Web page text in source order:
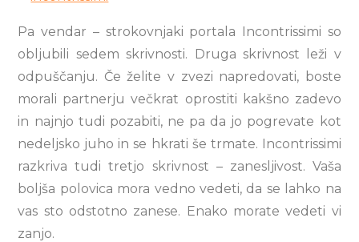
Pa vendar – strokovnjaki portala Incontrissimi so
obljubili sedem skrivnosti. Druga skrivnost leži v
odpuščanju. Če želite v zvezi napredovati, boste
morali partnerju večkrat oprostiti kakšno zadevo
in najnjo tudi pozabiti, ne pa da jo pogrevate kot
nedeljsko juho in se hkrati še trmate. Incontrissimi
razkriva tudi tretjo skrivnost – zanesljivost. Vaša
boljša polovica mora vedno vedeti, da se lahko na
vas sto odstotno zanese. Enako morate vedeti vi
zanjo.